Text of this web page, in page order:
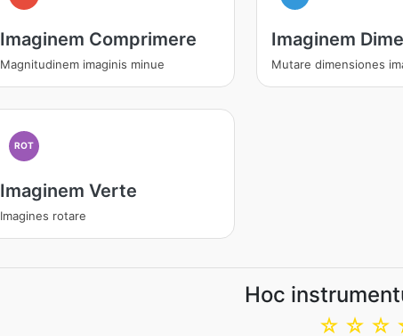
Imaginem Comprimere
Magnitudinem imaginis minue
Imaginem
Mutare dimensiones
ROT
Imaginem Verte
Imagines rotare
Hoc
☆
☆
☆